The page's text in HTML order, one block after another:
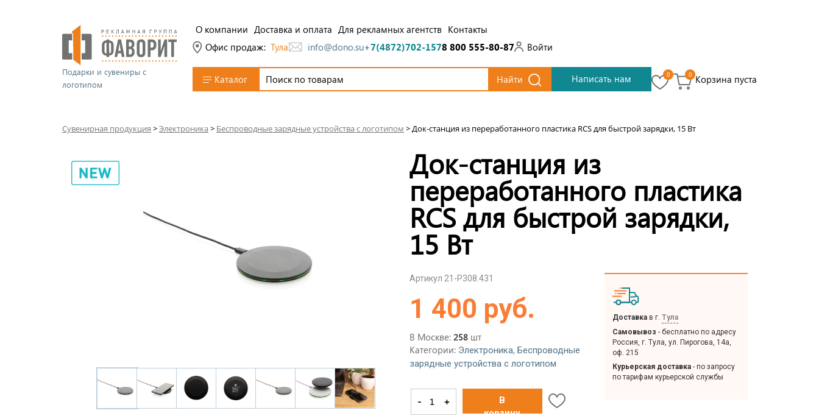
Подарки и сувениры с
логотипом
О компании Доставка и оплата Для рекламных агентств Контакты
Офис продаж: Тула info@dono.su+7(4872)702-1578 800 555-80-87 Войти
Каталог Найти Написать нам 0 0 Корзина пуста
Сувенирная продукция >Электроника> Беспроводные зарядные устройства с логотипом >Док-станция из переработанного пластика RCS для быстрой зарядки, 15 Вт
Док-станция из
переработанного пластика
RCS для быстрой зарядки,
15 Вт
Артикул 21-P308.431
1 400 руб.
В Москве: 258 шт
Категории: Электроника, Беспроводные
зарядные устройства с логотипом
- +
В
корзину
Доставка в г. Тула
Самовывоз - бесплатно по адресу
Россия, г. Тула, ул. Пирогова, 14а,
оф. 215
Курьерская доставка - по запросу
по тарифам курьерской службы